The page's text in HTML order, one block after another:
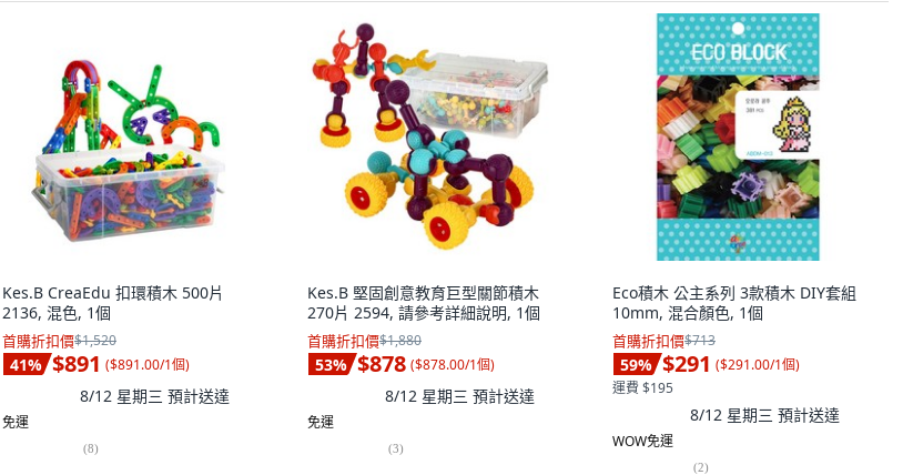
Kes.B CreaEdu 扣環積木 500片
2136, 混色, 1個
首購折扣價$1,520
41% $891 ($891.00/1個)
8/12 星期三 預計送達
免運
(8)
Kes.B 堅固創意教育巨型關節積木
270片 2594, 請參考詳細說明, 1個
首購折扣價$1,880
53% $878 ($878.00/1個)
8/12 星期三 預計送達
免運
(3)
Eco積木 公主系列 3款積木 DIY套組
10mm, 混合顏色, 1個
首購折扣價$713
59% $291 ($291.00/1個)
運費 $195
8/12 星期三 預計送達
WOW免運
(2)